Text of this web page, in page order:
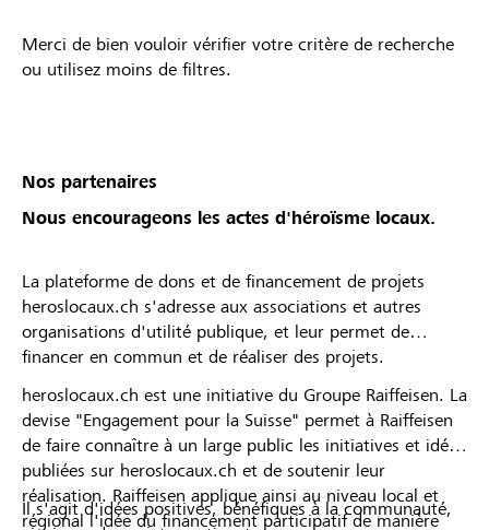
Merci de bien vouloir vérifier votre critère de recherche
ou utilisez moins de filtres.
Nos partenaires
Nous encourageons les actes d'héroïsme locaux.
La plateforme de dons et de financement de projets
heroslocaux.ch s'adresse aux associations et autres
organisations d'utilité publique, et leur permet de
financer en commun et de réaliser des projets.
heroslocaux.ch est une initiative du Groupe Raiffeisen. La
devise "Engagement pour la Suisse" permet à Raiffeisen
de faire connaître à un large public les initiatives et idées
publiées sur heroslocaux.ch et de soutenir leur
réalisation. Raiffeisen applique ainsi au niveau local et
régional l'idée du financement participatif de manière
Il s'agit d'idées positives, bénéfiques à la communauté,